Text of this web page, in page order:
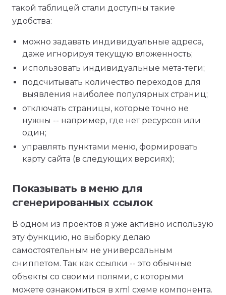
такой таблицей стали доступны такие
удобства:
можно задавать индивидуальные адреса,
даже игнорируя текущую вложенность;
использовать индивидуальные мета-теги;
подсчитывать количество переходов для
выявления наиболее популярных страниц;
отключать страницы, которые точно не
нужны -- например, где нет ресурсов или
один;
управлять пунктами меню, формировать
карту сайта (в следующих версиях);
Показывать в меню для
сгенерированных ссылок
В одном из проектов я уже активно использую
эту функцию, но выборку делаю
самостоятельным не универсальным
сниппетом. Так как ссылки -- это обычные
объекты со своими полями, с которыми
можете ознакомиться в xml схеме компонента.